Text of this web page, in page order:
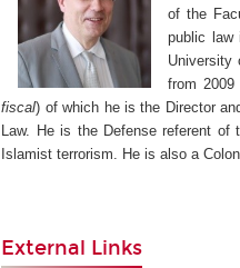
of the
public law
University
from
fiscal) of which he is the Director
Law. He is the Defense referent of
Islamist terrorism. He is also a
External Links